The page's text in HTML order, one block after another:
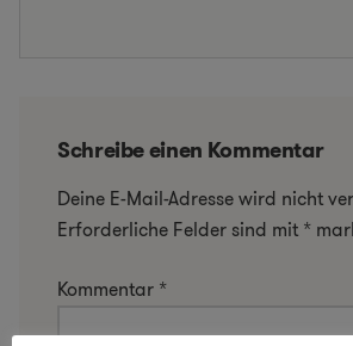
Schreibe einen Kommentar
Deine E-Mail-Adresse wird nicht
Erforderliche Felder sind mit *
Kommentar *